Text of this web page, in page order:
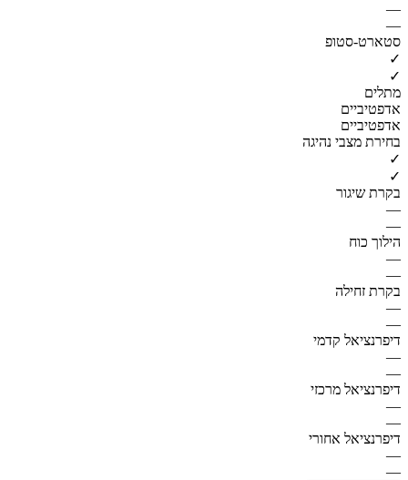
—
—
סטארט-סטופ
✓
✓
מתלים
אדפטיביים
אדפטיביים
בחירת מצבי נהיגה
✓
✓
בקרת שיגור
—
—
הילוך כוח
—
—
בקרת זחילה
—
—
דיפרנציאל קדמי
—
—
דיפרנציאל מרכזי
—
—
דיפרנציאל אחורי
—
—